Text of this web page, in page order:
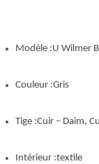
Modèle :U Wilmer
Couleur :Gris
Tige :Cuir – Daim,
Intérieur :textile